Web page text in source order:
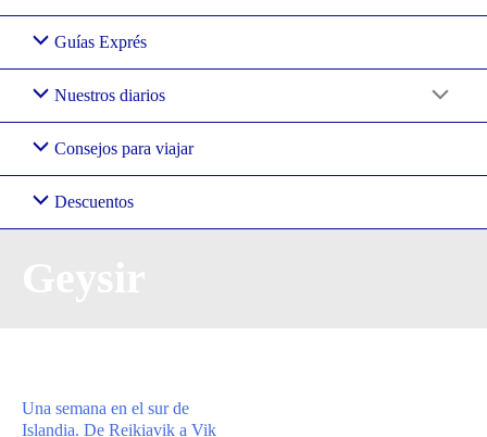
Guías Exprés
Nuestros diarios
Consejos para viajar
Descuentos
Una semana en el sur de
Islandia. De Reikiavik a Vik